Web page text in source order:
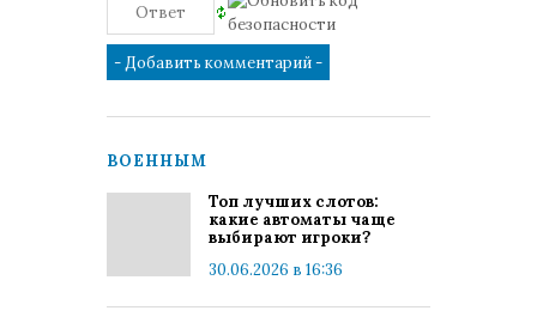
ВОЕННЫМ
Топ лучших слотов:
какие автоматы чаще
выбирают игроки?
30.06.2026 в 16:36